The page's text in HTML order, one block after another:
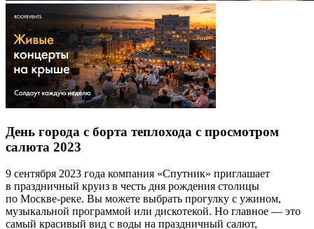
День города с борта теплохода с просмотром
салюта 2023
9 сентября 2023 года компания «Спутник» приглашает
в праздничный круиз в честь дня рождения столицы
по Москве-реке. Вы можете выбрать прогулку с ужином,
музыкальной программой или дискотекой. Но главное — это
самый красивый вид с воды на праздничный салют,